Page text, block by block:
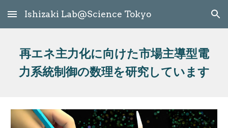
Skip to main content Skip to navigation
Ishizaki Lab@Science Tokyo
再エネ主力化に向けた市場主導型電
力系統制御の数理を研究しています